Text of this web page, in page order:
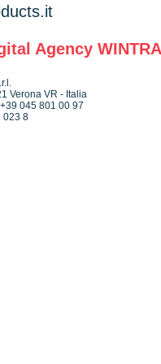
Agency
Verona VR - Italia
045 801 00 97
023 8